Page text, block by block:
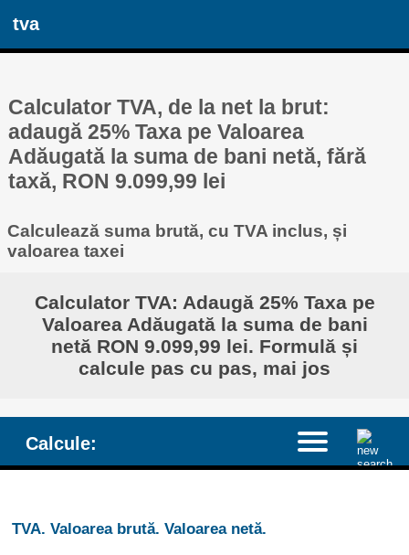
tva
Calculator TVA, de la net la brut:
adaugă 25% Taxa pe Valoarea
Adăugată la suma de bani netă, fără
taxă, RON 9.099,99 lei
Calculează suma brută, cu TVA inclus, și
valoarea taxei
Calculator TVA: Adaugă 25% Taxa pe
Valoarea Adăugată la suma de bani
netă RON 9.099,99 lei. Formulă și
calcule pas cu pas, mai jos
Calcule:
TVA. Valoarea brută. Valoarea netă.